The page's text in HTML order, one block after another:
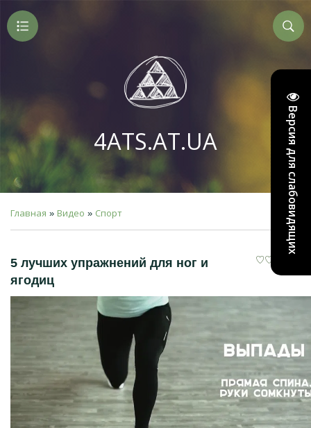
Версия для слабовидящих
4ATS.AT.UA
Главная » Видео » Спорт
5 лучших упражнений для ног и
ягодиц